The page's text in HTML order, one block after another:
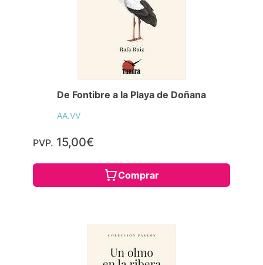
De Fontibre a la Playa de Doñana
AA.VV
PVP. 15,00€
Comprar